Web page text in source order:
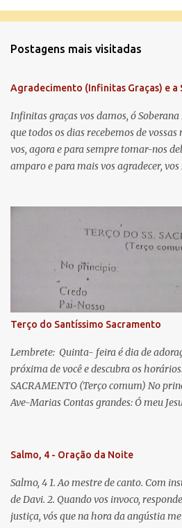
e
t
á
r
i
o
Postagens mais visitadas
Agradecimento (Infinitas Graças) e a
Infinitas graças vos damos, ó
que todos os dias recebemos de
vos, agora e para sempre tomar-nos
amparo e para mais vos agradecer,
lágrimas. Eia, pois, Advogada nossa,
misericordiosos a nós volvei, e depois
Jesus. Bendito é o fruto do vosso
doce e sempre Virgem Maria. Rogai
Para que sejamos dignos das
Terço do Santíssimo Sacramento
Lembrete: Quinta- feira é dia de
próxima de você e descubra os
SACRAMENTO (Terço comum) No
Ave-Marias Contas grandes: Ó meu
Vós morra eu! Nas contas pequenas:
que nos salva, dá-nos Vossa força,
misericórdia. (no fim) Rezar 3 vezes:
cada momento ao Santíssimo e
Salmo, 4 - Oração da Noite
Salmo, 4 1. Ao mestre de canto. Com
de Davi. 2. Quando vos invoco,
justiça, vós que na hora da angústia